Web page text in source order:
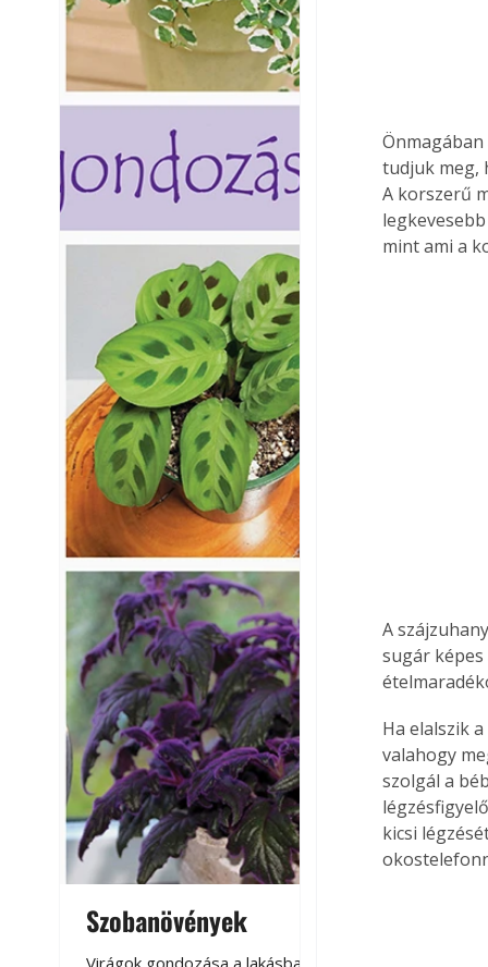
Szobanövények
tudjuk meg,
A korszerű
mint ami a
A
sugár
Ha elalszik
valahogy
szolgál a
kicsi